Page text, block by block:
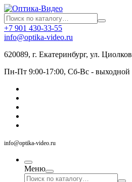
+7 901 430-33-55
info@optika-video.ru
620089, г. Екатеринбург, ул.
Пн-Пт 9:00-17:00, Сб-Вс - выходной
info@optika-video.ru
Меню